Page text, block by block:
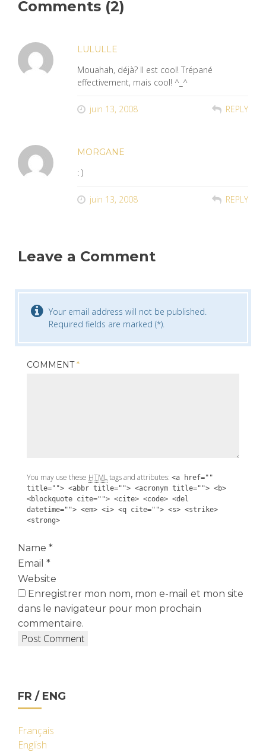
Comments (2)
LULULLE
Mouahah, déjà? Il est cool! Trépané
effectivement, mais cool! ^_^
juin 13, 2008 REPLY
MORGANE
: )
juin 13, 2008 REPLY
Leave a Comment
Your email address will not be published.
Required fields are marked (*).
COMMENT*
You may use these HTMLtags and attributes: <a href=""
title=""> <abbr title=""> <acronym title=""> <b>
<blockquote cite=""> <cite> <code> <del
datetime=""> <em> <i> <q cite=""> <s> <strike>
<strong>
Name *
Email *
Website
Enregistrer mon nom, mon e-mail et mon site
dans le navigateur pour mon prochain
commentaire.
FR / ENG
Français
English